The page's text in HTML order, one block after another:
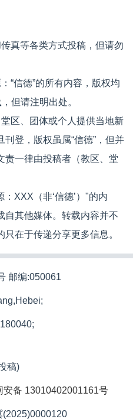
真等各类方式投稿，但请勿
“信德”的所有内容，版权均
但请注明出处。
区、团体或个人提供当地新
登，版权虽属“信德”，但并
责一律由投稿者（教区、堂
XXX（非‘信德’）"的内
自其他媒体。转载内容并不
在于传递分享更多信息。
邮编:050061
稿)
安备 13010402001161号
(2025)0000120